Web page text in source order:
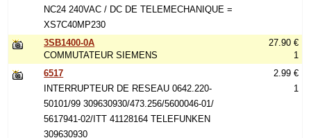
NC24 240VAC / DC DE TELEMECHANIQUE =
XS7C40MP230
3SB1400-0A
COMMUTATEUR SIEMENS
27.90 €
1
6517
INTERRUPTEUR DE RESEAU 0642.220-
50101/99 309630930/473.256/5600046-01/
5617941-02/ITT 41128164 TELEFUNKEN
309630930
2.99 €
1